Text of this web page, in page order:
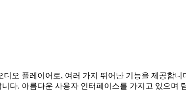
오 플레이어로, 여러 가지 뛰어난 기능을 제공합
다. 아름다운 사용자 인터페이스를 가지고 있으며